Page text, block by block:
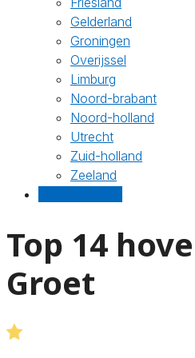
Gelderland
Groningen
Overijssel
Limburg
Noord-brabant
Noord-holland
Utrecht
Zuid-holland
Zeeland
Top 14
Groet